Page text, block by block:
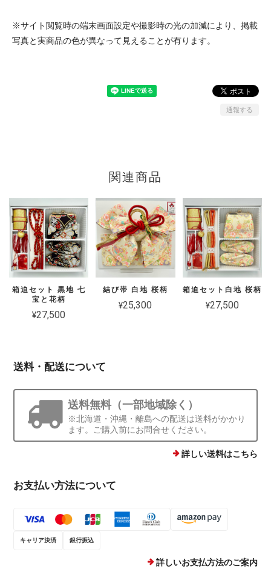
※サイト閲覧時の端末画面設定や撮影時の光の加減により、掲載
写真と実商品の色が異なって見えることが有ります。
通報する
関連商品
箱迫セット 黒地 七
宝と花柄
¥27,500
結び帯 白地 桜柄
¥25,300
箱迫セット白地 桜柄
¥27,500
送料・配送について
送料無料（一部地域除く）
※北海道・沖縄・離島への配送は送料がかかり
ます。ご購入前にお問合せください。
詳しい送料はこちら
お支払い方法について
キャリア決済 銀行振込
詳しいお支払方法のご案内